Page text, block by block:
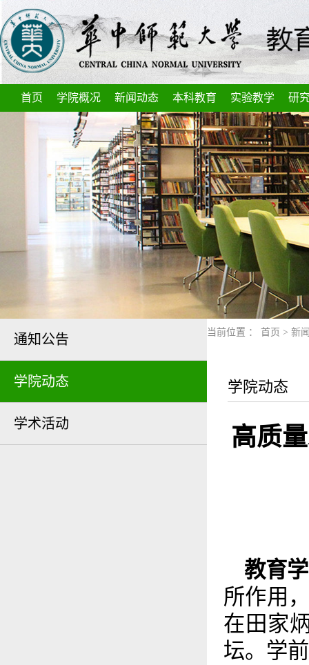
首页 学院概况 新闻动态 本科教育 实验教学 研
通知公告
学院动态
学术活动
当前位置 ： 首页 > 新
学院动态
高质
教育
所作用
在田家
坛。学